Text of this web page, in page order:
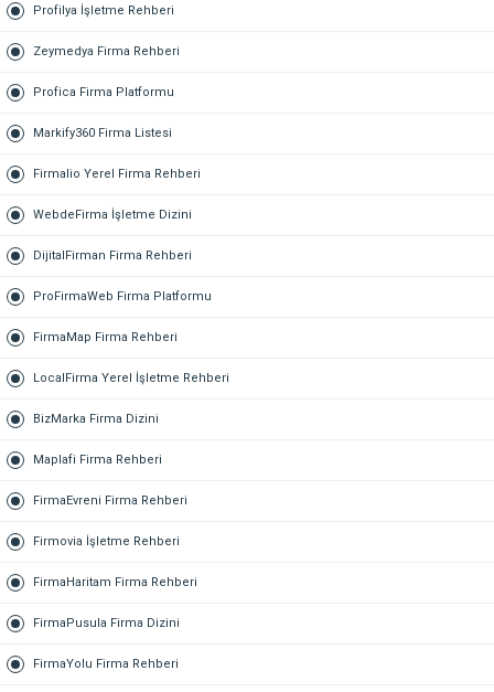
Profilya İşletme Rehberi
Zeymedya Firma Rehberi
Profica Firma Platformu
Markify360 Firma Listesi
Firmalio Yerel Firma Rehberi
WebdeFirma İşletme Dizini
DijitalFirman Firma Rehberi
ProFirmaWeb Firma Platformu
FirmaMap Firma Rehberi
LocalFirma Yerel İşletme Rehberi
BizMarka Firma Dizini
Maplafi Firma Rehberi
FirmaEvreni Firma Rehberi
Firmovia İşletme Rehberi
FirmaHaritam Firma Rehberi
FirmaPusula Firma Dizini
FirmaYolu Firma Rehberi